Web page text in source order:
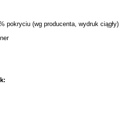
pokryciu (wg producenta, wydruk ciągły)